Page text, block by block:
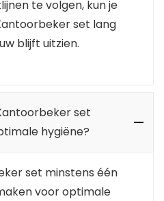
te volgen, kun je
set lang
blijft uitzien.
set
hygiëne?
set minstens één
voor optimale